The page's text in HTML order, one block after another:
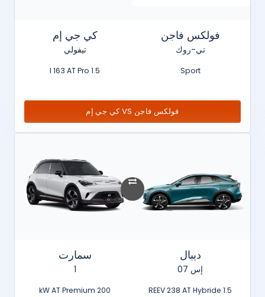
فولكس فاجن
تي-روك
Sport
كي جي إم
تيفولي
1.5 l 163 AT Pro
فولكس فاجن VS كي جي إم
ديبال
إس 07
1.5 REEV 238 AT Hybride
سمارت
1
200 kW AT Premium